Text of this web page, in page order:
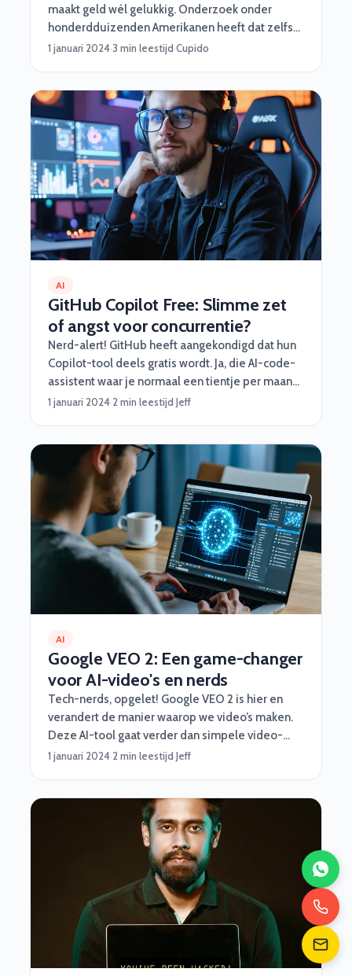
maakt geld wél gelukkig. Onderzoek onder
honderdduizenden Amerikanen heeft dat zelfs
aangetoond. Maar.. als je eenmaal over die grens
onze nerds precies dát te voorkomen.
1 januari 2024·3 min leestijd·Cupido
AI
GitHub Copilot Free: Slimme zet
of angst voor concurrentie?
Nerd-alert! GitHub heeft aangekondigd dat hun
Copilot-tool deels gratis wordt. Ja, die AI-code-
assistent waar je normaal een tientje per maand
voor moest aftikken, is nu beschikbaar voor
1 januari 2024·2 min leestijd·Jeff
AI
Google VEO 2: Een game-changer
voor AI-video's en nerds
Tech-nerds, opgelet! Google VEO 2 is hier en
verandert de manier waarop we video’s maken.
Deze AI-tool gaat verder dan simpele video-
effectjes en tilt jouw workflow naar een hoger
must om te checken. Dus pak een kop koffie (of
een energy drink) en duik mee in de details van
deze nieuwe technologie.
1 januari 2024·2 min leestijd·Jeff